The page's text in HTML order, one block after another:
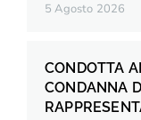
5 Agosto 2026
CONDOTTA
CONDANNA